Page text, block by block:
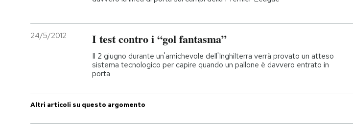
24/5/2012 I test contro i “gol fantasma”
Il 2 giugno durante un'amichevole dell'Inghilterra verrà provato un atteso
sistema tecnologico per capire quando un pallone è davvero entrato in
porta
Altri articoli su questo argomento